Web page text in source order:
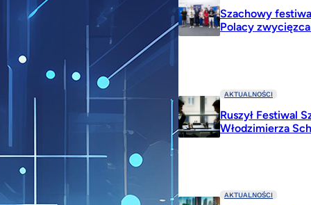
Szachowy
Polacy
AKTUALNOŚCI
Ruszył Festiwal
Włodzimierza
AKTUALNOŚCI